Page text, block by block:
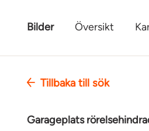
Bilder Översikt
Tillbaka till sök
Garageplats